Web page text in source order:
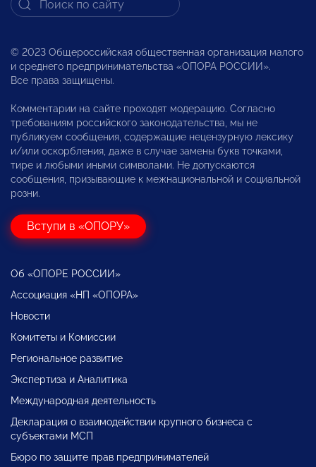
© 2023 Общероссийская общественная организация малого
и среднего предпринимательства «ОПОРА РОССИИ».
Все права защищены.
Комментарии на сайте проходят модерацию. Согласно
требованиям российского законодательства, мы не
публикуем сообщения, содержащие нецензурную лексику
и/или оскорбления, даже в случае замены букв точками,
тире и любыми иными символами. Не допускаются
сообщения, призывающие к межнациональной и социальной
розни.
Вступи в «ОПОРУ»
Об «ОПОРЕ РОССИИ»
Ассоциация «НП «ОПОРА»
Новости
Комитеты и Комиссии
Региональное развитие
Экспертиза и Аналитика
Международная деятельность
Декларация о взаимодействии крупного бизнеса с
субъектами МСП
Бюро по защите прав предпринимателей